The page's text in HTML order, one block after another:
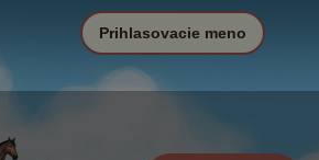
Prihlasovacie meno